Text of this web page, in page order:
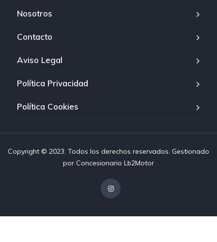
Nosotros
Contacto
Aviso Legal
Política Privacidad
Política Cookies
Copyright © 2023. Todos los derechos reservados. Gestionado
por Concesionario Lb2Motor